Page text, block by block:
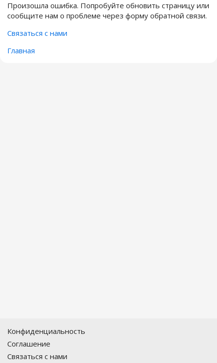
Произошла ошибка. Попробуйте обновить страницу или
сообщите нам о проблеме через форму обратной связи.
Связаться с нами
Главная
Конфиденциальность
Соглашение
Связаться с нами